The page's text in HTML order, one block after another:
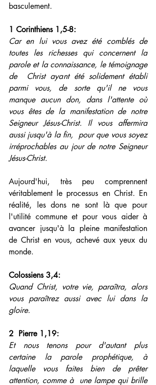
basculement.
1 Corinthiens 1,5-8:
Car en lui vous avez été comblés de
toutes les richesses qui concernent la
parole et la connaissance, le témoignage
de  Christ ayant été solidement établi
parmi vous, de sorte qu'il ne vous
manque aucun don, dans l'attente où
vous êtes de la manifestation de notre
Seigneur Jésus-Christ. Il vous affermira
aussi jusqu'à la fin,  pour que vous soyez
irréprochables au jour de notre Seigneur
Jésus-Christ.
Aujourd'hui, très peu comprennent
véritablement le processus en Christ. En
réalité, les dons ne sont là que pour
l'utilité commune et pour vous aider à
avancer jusqu'à la pleine manifestation
de Christ en vous, achevé aux yeux du
monde.
Colossiens 3,4:
Quand Christ, votre vie, paraîtra, alors
vous paraîtrez aussi avec lui dans la
gloire.
2  Pierre 1,19:
Et nous tenons pour d'autant plus
certaine la parole prophétique, à
laquelle vous faites bien de prêter
attention, comme à  une lampe qui brille